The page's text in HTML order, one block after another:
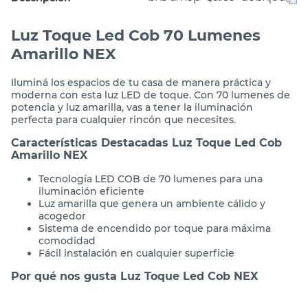
Luz Toque Led Cob 70 Lumenes
Amarillo NEX
Iluminá los espacios de tu casa de manera práctica y
moderna con esta luz LED de toque. Con 70 lumenes de
potencia y luz amarilla, vas a tener la iluminación
perfecta para cualquier rincón que necesites.
Características Destacadas Luz Toque Led Cob
Amarillo NEX
Tecnología LED COB de 70 lumenes para una
iluminación eficiente
Luz amarilla que genera un ambiente cálido y
acogedor
Sistema de encendido por toque para máxima
comodidad
Fácil instalación en cualquier superficie
Por qué nos gusta Luz Toque Led Cob NEX